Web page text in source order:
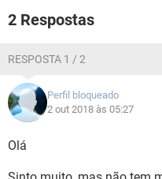
2 Respostas
RESPOSTA 1 / 2
Perfil bloqueado
2 out 2018 às 05:27
Olá